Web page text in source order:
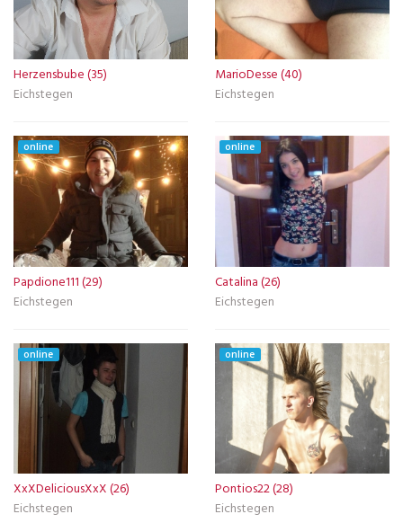
Herzensbube (35)
Eichstegen
MarioDesse (40)
Eichstegen
online
Papdione111 (29)
Eichstegen
online
Catalina (26)
Eichstegen
online
XxXDeliciousXxX (26)
Eichstegen
online
Pontios22 (28)
Eichstegen